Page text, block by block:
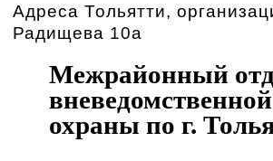
Адреса Тольятти,
Радищева 10а
Межрайонный
вневедомственной
охраны по г.